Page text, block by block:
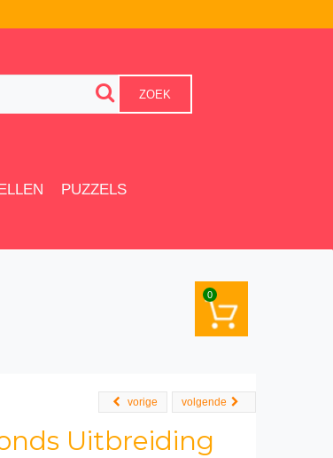
ZOEK
PUZZELS
0
volgende
vorige
Uitbreiding